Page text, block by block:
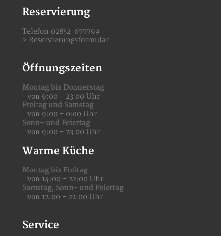
Reservierung
Telefon 02852-677799
> Reservierungsformular
Öffnungszeiten
Montag bis Donnerstag
von 9:00 - 23:00 Uhr
Freitag und Samstag
von 9:00 - 0:00 Uhr
Sonn- und Feiertag
von 9:00 - 23:00 Uhr
Warme Küche
Montag bis Freitag
von 14:00 - 22:00 Uhr
Samstag, Sonn- und Feiertag
von 12:00 - 22:00 Uhr
Service